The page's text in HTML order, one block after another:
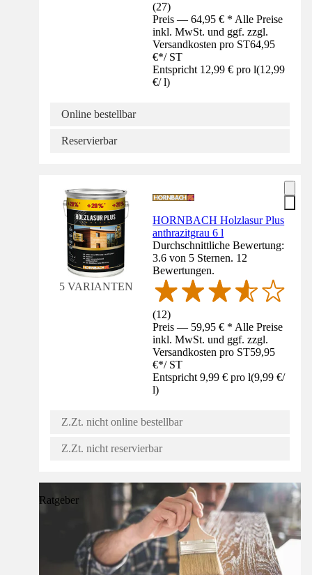
(27)
Preis — 64,95 € * Alle Preise
inkl. MwSt. und ggf. zzgl.
Versandkosten pro ST64,95
€*/ ST
Entspricht 12,99 € pro l(12,99
€/ l)
Online bestellbar
Reservierbar
5 VARIANTEN
HORNBACH Holzlasur Plus
anthrazitgrau 6 l
Durchschnittliche Bewertung:
3.6 von 5 Sternen. 12
Bewertungen.
(12)
Preis — 59,95 € * Alle Preise
inkl. MwSt. und ggf. zzgl.
Versandkosten pro ST59,95
€*/ ST
Entspricht 9,99 € pro l(9,99 €/
l)
Z.Zt. nicht online bestellbar
Z.Zt. nicht reservierbar
Ratgeber